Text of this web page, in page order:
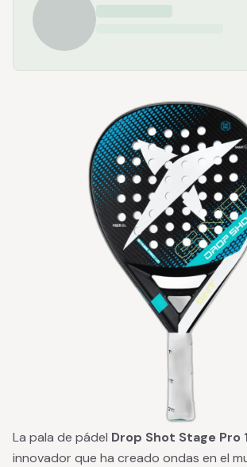
La pala de pádel Drop Shot Stage Pro
innovador que ha creado ondas en el